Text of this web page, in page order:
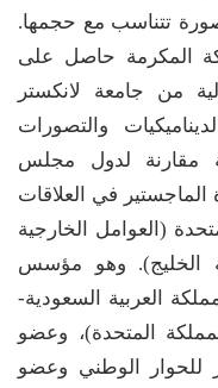
تتناسب مع حجمها.
المكرمة حاصل على
من جامعة لانكستر
والتصورات
: دراسة مقارنة لدول مجلس
في العلاقات
(العوامل الخارجية
الخليج). وهو مؤسس
العربية السعودية-
المتحدة)، وعضو
للحوار الوطني وعضو